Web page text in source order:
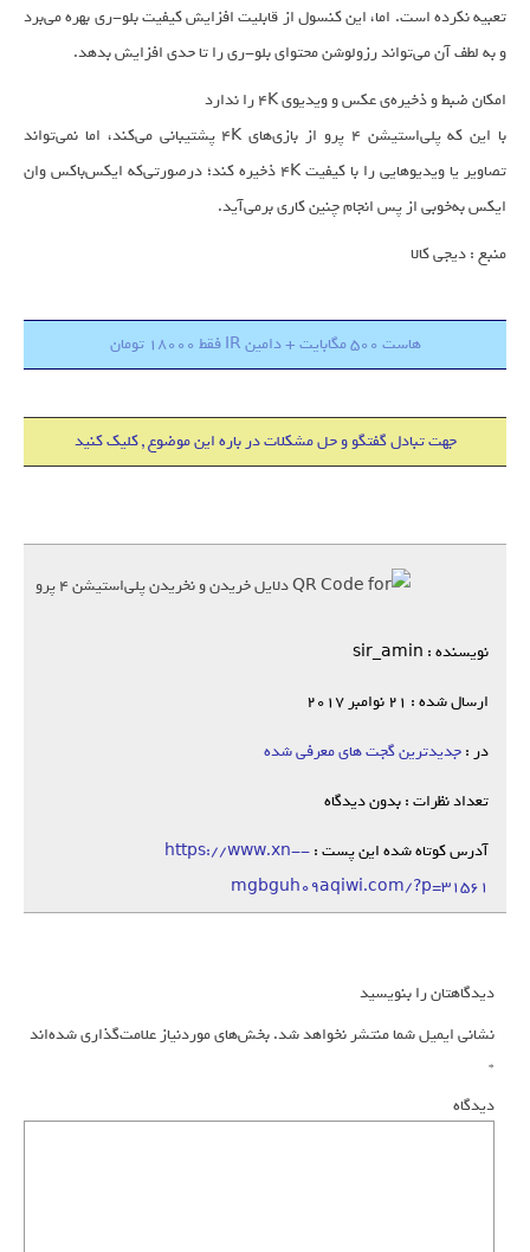
تعبیه نکرده است. اما، این کنسول از قابلیت افزایش کیفیت بلو-ری بهره می‌برد
و به لطف آن می‌تواند رزولوشن محتوای بلو-ری را تا حدی افزایش بدهد.
امکان ضبط و ذخیره‌ی عکس و ویدیوی ۴K را ندارد
با این که پلی‌استیشن ۴ پرو از بازی‌های ۴K پشتیبانی می‌کند، اما نمی‌تواند
تصاویر یا ویدیوهایی را با کیفیت ۴K ذخیره کند؛ درصورتی‌که ایکس‌باکس وان
ایکس به‌خوبی از پس انجام چنین کاری برمی‌آید.
منبع : دیجی کالا
هاست 500 مگابایت + دامین IR فقط 18000 تومان
جهت تبادل گفتگو و حل مشکلات در باره این موضوع , کلیک کنید
نویسنده : sir_amin
ارسال شده : 21 نوامبر 2017
در :جدیدترین گجت های معرفی شده
تعداد نظرات : بدون دیدگاه
آدرس کوتاه شده این پست :https://www.xn--
mgbguh09aqiwi.com/?p=31561
دیدگاهتان را بنویسید
نشانی ایمیل شما منتشر نخواهد شد.بخش‌های موردنیاز علامت‌گذاری شده‌اند
*
دیدگاه